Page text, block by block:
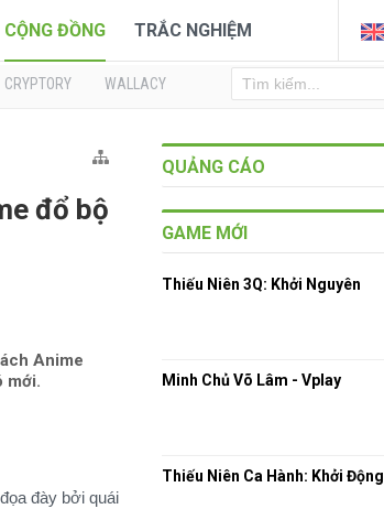
CỘNG ĐỒNG TRẮC NGHIỆM
CRYPTORY WALLACY
đổ bộ
Anime
mới.
đày bởi quái
QUẢNG CÁO
GAME MỚI
Thiếu Niên 3Q: Khởi Nguyên
Minh Chủ Võ Lâm - Vplay
Thiếu Niên Ca Hành: Khởi Động